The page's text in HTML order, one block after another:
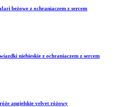
beżowe z ochraniaczem z sercem
niebieskie z ochraniaczem z sercem
angielskie velvet różowy